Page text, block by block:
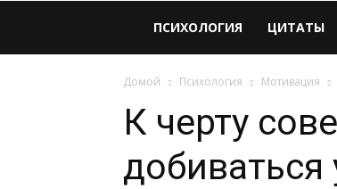
Виолайф
ПСИХОЛОГИЯ ЦИТАТЫ
Домой Психология Мотивация
К черту